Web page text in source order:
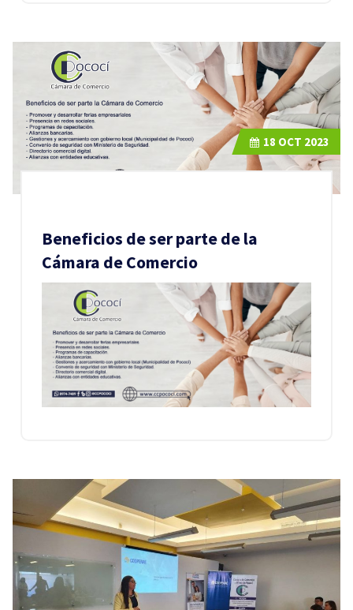
Beneficios de ser parte de la
Cámara de Comercio
18 OCT 2023